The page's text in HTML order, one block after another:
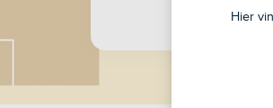
Hier